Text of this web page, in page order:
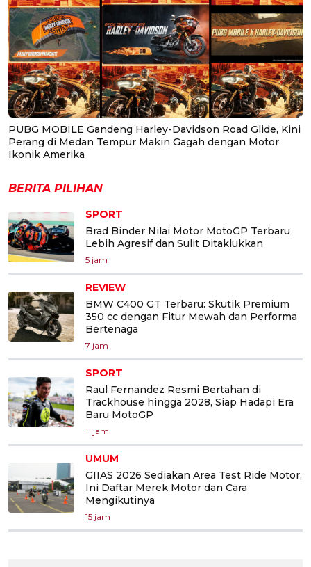
PUBG MOBILE Gandeng Harley-Davidson Road Glide, Kini
Perang di Medan Tempur Makin Gagah dengan Motor
Ikonik Amerika
BERITA PILIHAN
SPORT
Brad Binder Nilai Motor MotoGP Terbaru
Lebih Agresif dan Sulit Ditaklukkan
5 jam
REVIEW
BMW C400 GT Terbaru: Skutik Premium
350 cc dengan Fitur Mewah dan Performa
Bertenaga
7 jam
SPORT
Raul Fernandez Resmi Bertahan di
Trackhouse hingga 2028, Siap Hadapi Era
Baru MotoGP
11 jam
UMUM
GIIAS 2026 Sediakan Area Test Ride Motor,
Ini Daftar Merek Motor dan Cara
Mengikutinya
15 jam